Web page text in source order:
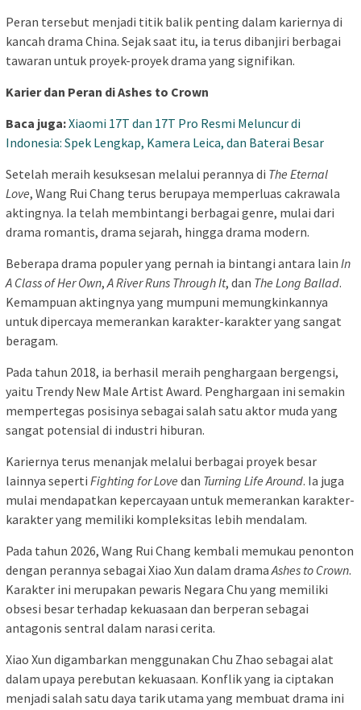
Peran tersebut menjadi titik balik penting dalam kariernya di
kancah drama China. Sejak saat itu, ia terus dibanjiri berbagai
tawaran untuk proyek-proyek drama yang signifikan.
Karier dan Peran di Ashes to Crown
Baca juga:Xiaomi 17T dan 17T Pro Resmi Meluncur di
Indonesia: Spek Lengkap, Kamera Leica, dan Baterai Besar
Setelah meraih kesuksesan melalui perannya di The Eternal
Love, Wang Rui Chang terus berupaya memperluas cakrawala
aktingnya. Ia telah membintangi berbagai genre, mulai dari
drama romantis, drama sejarah, hingga drama modern.
Beberapa drama populer yang pernah ia bintangi antara lain In
A Class of Her Own,A River Runs Through It, dan The Long Ballad.
Kemampuan aktingnya yang mumpuni memungkinkannya
untuk dipercaya memerankan karakter-karakter yang sangat
beragam.
Pada tahun 2018, ia berhasil meraih penghargaan bergengsi,
yaitu Trendy New Male Artist Award. Penghargaan ini semakin
mempertegas posisinya sebagai salah satu aktor muda yang
sangat potensial di industri hiburan.
Kariernya terus menanjak melalui berbagai proyek besar
lainnya seperti Fighting for Love dan Turning Life Around. Ia juga
mulai mendapatkan kepercayaan untuk memerankan karakter-
karakter yang memiliki kompleksitas lebih mendalam.
Pada tahun 2026, Wang Rui Chang kembali memukau penonton
dengan perannya sebagai Xiao Xun dalam dramaAshes to Crown.
Karakter ini merupakan pewaris Negara Chu yang memiliki
obsesi besar terhadap kekuasaan dan berperan sebagai
antagonis sentral dalam narasi cerita.
Xiao Xun digambarkan menggunakan Chu Zhao sebagai alat
dalam upaya perebutan kekuasaan. Konflik yang ia ciptakan
menjadi salah satu daya tarik utama yang membuat drama ini